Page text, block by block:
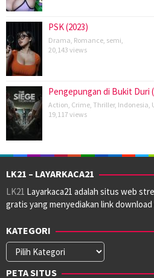
PSK (2023)
Drama Romance semi
20,143 views
Pengepungan di Bukit Duri
Action Crime Thriller, Indonesia
19,117 views
LK21 – LAYARKACA21
LK21 Layarkaca21 adalah situs web
gratis yang menyediakan link
KATEGORI
Kategori
PETA SITUS